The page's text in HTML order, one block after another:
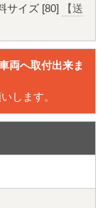
サイズ [80]
【送
両へ取付出来ま
します。